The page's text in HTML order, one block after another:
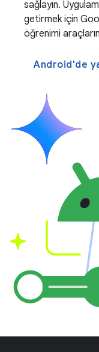
sağlayın.
getirmek için
öğrenimi
Android'de